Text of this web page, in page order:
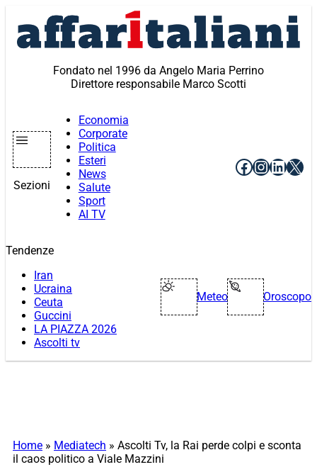
contenuto
Fondato nel 1996 da Angelo Maria Perrino
Direttore responsabile Marco Scotti
Sezioni
Economia
Corporate
Politica
Esteri
News
Salute
Sport
AI TV
Facebook
X
Tendenze
Iran
Ucraina
Ceuta
Guccini
LA PIAZZA 2026
Ascolti tv
Meteo Oroscopo
Home » Mediatech » Ascolti Tv, la Rai perde colpi e sconta
il caos politico a Viale Mazzini